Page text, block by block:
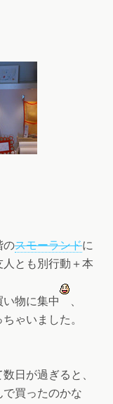
のスモーランドに
人とも別行動＋本
物に集中
、
ゃいました。
が過ぎると、
買ったのかな